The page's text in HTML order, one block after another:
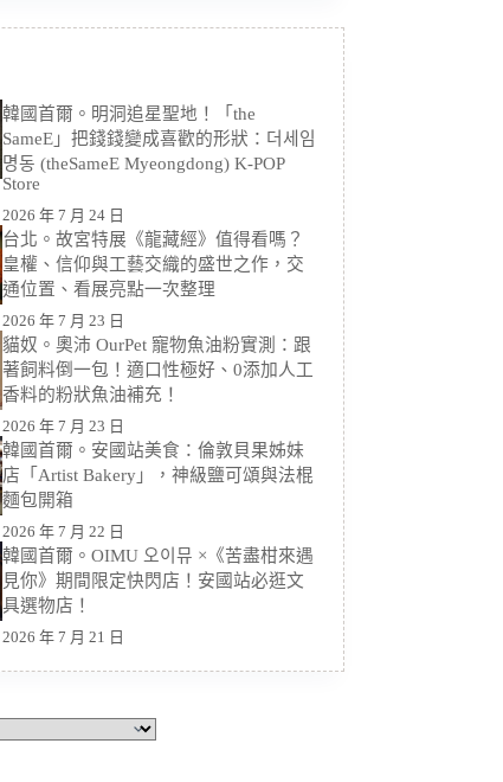
韓國首爾。明洞追星聖地！「the
SameE」把錢錢變成喜歡的形狀：더세임
명동 (theSameE Myeongdong) K-POP
Store
2026 年 7 月 24 日
台北。故宮特展《龍藏經》值得看嗎？
皇權、信仰與工藝交織的盛世之作，交
通位置、看展亮點一次整理
2026 年 7 月 23 日
貓奴。奧沛 OurPet 寵物魚油粉實測：跟
著飼料倒一包！適口性極好、0添加人工
香料的粉狀魚油補充！
2026 年 7 月 23 日
韓國首爾。安國站美食：倫敦貝果姊妹
店「Artist Bakery」，神級鹽可頌與法棍
麵包開箱
2026 年 7 月 22 日
韓國首爾。OIMU 오이뮤 ×《苦盡柑來遇
見你》期間限定快閃店！安國站必逛文
具選物店！
2026 年 7 月 21 日